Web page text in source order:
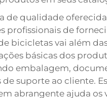
de qualidade
profissionais de
bicicletas vai além
básicas dos
embalagem,
suporte ao cliente.
abrangente ajuda os